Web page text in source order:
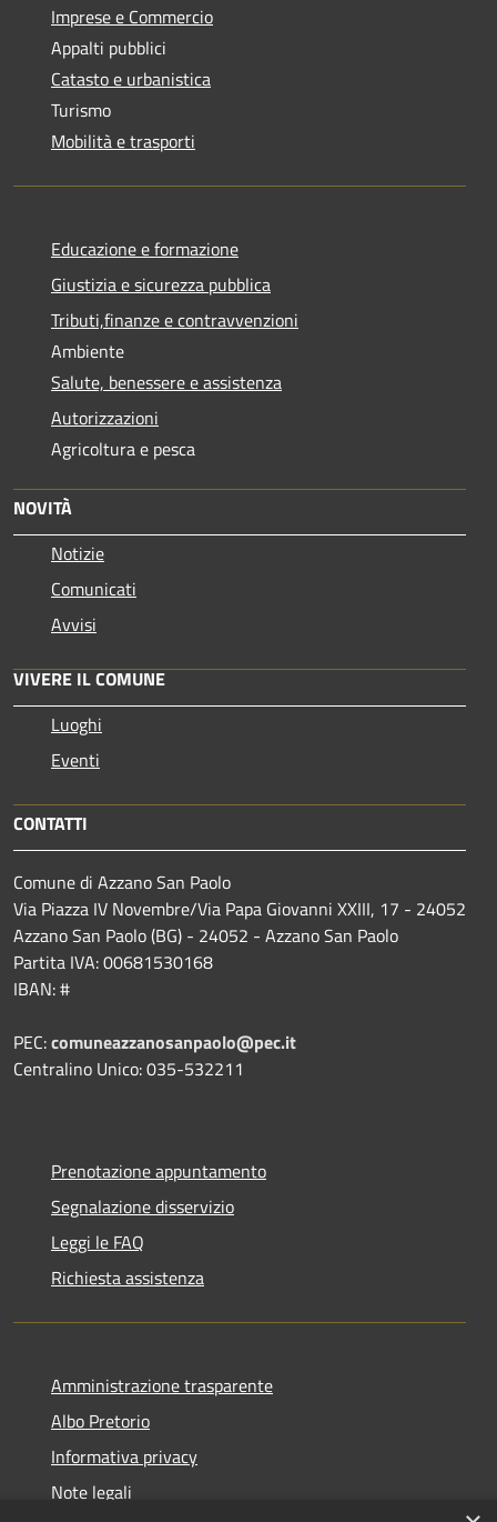
Imprese e Commercio
Appalti pubblici
Catasto e urbanistica
Turismo
Mobilità e trasporti
Educazione e formazione
Giustizia e sicurezza pubblica
Tributi,finanze e contravvenzioni
Ambiente
Salute, benessere e assistenza
Autorizzazioni
Agricoltura e pesca
NOVITÀ
Notizie
Comunicati
Avvisi
VIVERE IL COMUNE
Luoghi
Eventi
CONTATTI
Comune di Azzano San Paolo
Via Piazza IV Novembre/Via Papa Giovanni XXIII, 17 - 24052
Azzano San Paolo (BG) - 24052 - Azzano San Paolo
Partita IVA: 00681530168
IBAN: #
PEC:comuneazzanosanpaolo@pec.it
Centralino Unico: 035-532211
Prenotazione appuntamento
Segnalazione disservizio
Leggi le FAQ
Richiesta assistenza
Amministrazione trasparente
Albo Pretorio
Informativa privacy
Note legali